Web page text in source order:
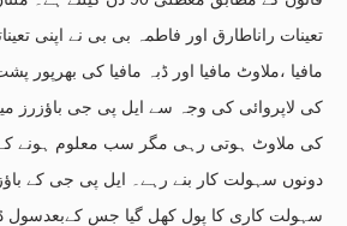
تعینات راناطارق اور فاطمہ بی بی نے اپنی
مافیا ،ملاوٹ مافیا اور ڈبہ مافیا کی بھرپور
کی لاپروائی کی وجہ سے ایل پی جی باؤزرز
دونوں سہولت کار بنے رہے۔ ایل پی جی کے
سہولت کاری کا پول کھل گیا جس کےبعدسول